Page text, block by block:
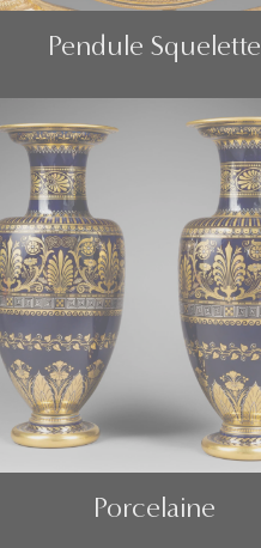
Pendule Squelette
Porcelaine